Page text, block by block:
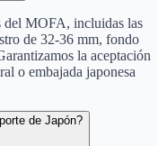
del MOFA, incluidas las
de 32-36 mm, fondo
la aceptación
o embajada japonesa
de Japón?